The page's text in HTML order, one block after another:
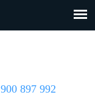
900 897 992